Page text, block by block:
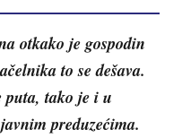
otkako je gospodin
to se dešava.
puta, tako je i u
preduzećima.